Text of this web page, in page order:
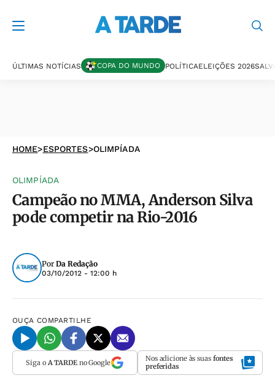
ÚLTIMAS NOTÍCIAS COPA DO MUNDO POLÍTICAELEIÇÕES 2026
HOME>ESPORTES>OLIMPÍADA
OLIMPÍADA
Campeão no MMA, Anderson Silva
pode competir na Rio-2016
Por Da Redação
03/10/2012 - 12:00 h
OUÇA COMPARTILHE
Siga o A TARDEno Google Nos adicione às suas fontes
preferidas